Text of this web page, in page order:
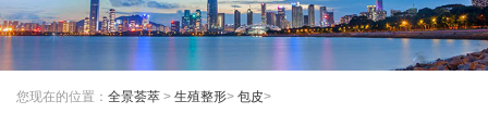
您现在的位置： 全景荟萃 > 生殖整形> 包皮>